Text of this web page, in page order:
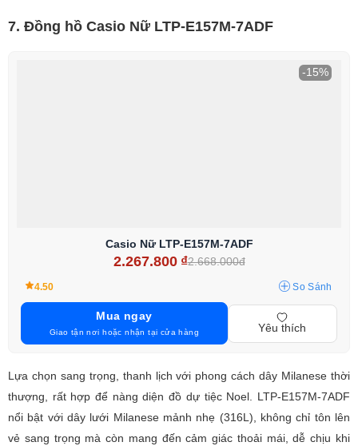
7. Đồng hồ Casio Nữ LTP-E157M-7ADF
-15%
Casio Nữ LTP-E157M-7ADF
2.267.800 ₫2.668.000đ
4.50 So Sánh
Mua ngay
Giao tận nơi hoặc nhận tại cửa hàng Yêu thích
Lựa chọn sang trọng, thanh lịch với phong cách dây Milanese thời
thượng, rất hợp để nàng diện đồ dự tiệc Noel. LTP-E157M-7ADF
nổi bật với dây lưới Milanese mảnh nhẹ (316L), không chỉ tôn lên
vẻ sang trọng mà còn mang đến cảm giác thoải mái, dễ chịu khi